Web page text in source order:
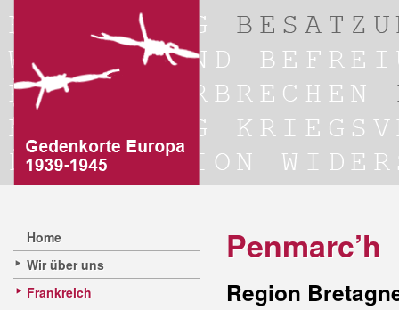
Home
Wir über uns
Frankreich
Penmarc’h
Region